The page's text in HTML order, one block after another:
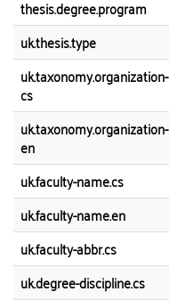
thesis.degree.program
uk.thesis.type
uk.taxonomy.organization-
cs
uk.taxonomy.organization-
en
uk.faculty-name.cs
uk.faculty-name.en
uk.faculty-abbr.cs
uk.degree-discipline.cs